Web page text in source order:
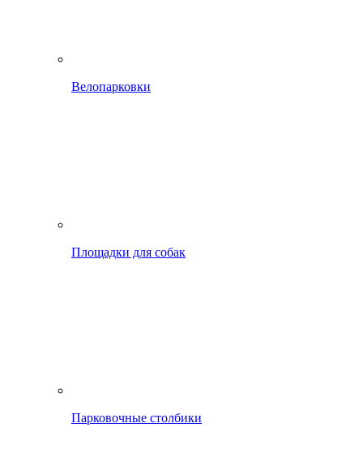
Велопарковки
Площадки для собак
Парковочные столбики